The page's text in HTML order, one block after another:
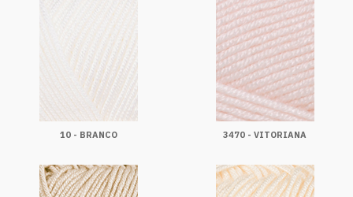
10 - BRANCO 3470 - VITORIANA